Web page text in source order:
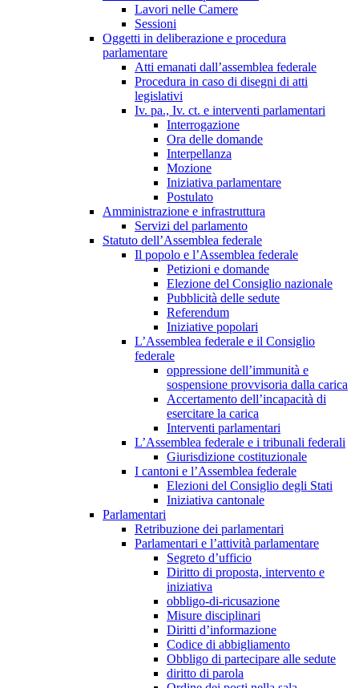
Lavori nelle Camere
Sessioni
Oggetti in deliberazione e procedura
parlamentare
Atti emanati dall’assemblea federale
Procedura in caso di disegni di atti
legislativi
Iv. pa., Iv. ct. e interventi parlamentari
Interrogazione
Ora delle domande
Interpellanza
Mozione
Iniziativa parlamentare
Postulato
Amministrazione e infrastruttura
Servizi del parlamento
Statuto dell’Assemblea federale
Il popolo e l’Assemblea federale
Petizioni e domande
Elezione del Consiglio nazionale
Pubblicità delle sedute
Referendum
Iniziative popolari
L’Assemblea federale e il Consiglio
federale
oppressione dell’immunità e
sospensione provvisoria dalla carica
Accertamento dell’incapacità di
esercitare la carica
Interventi parlamentari
L’Assemblea federale e i tribunali federali
Giurisdizione costituzionale
I cantoni e l’Assemblea federale
Elezioni del Consiglio degli Stati
Iniziativa cantonale
Parlamentari
Retribuzione dei parlamentari
Parlamentari e l’attività parlamentare
Segreto d’ufficio
Diritto di proposta, intervento e
iniziativa
obbligo-di-ricusazione
Misure disciplinari
Diritti d’informazione
Codice di abbigliamento
Obbligo di partecipare alle sedute
diritto di parola